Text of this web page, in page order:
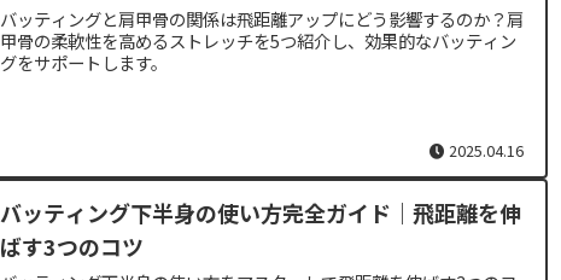
バッティングと肩甲骨の関係は飛距離アップにどう影響するのか？肩
甲骨の柔軟性を高めるストレッチを5つ紹介し、効果的なバッティン
グをサポートします。
2025.04.16
バッティング下半身の使い方完全ガイド｜飛距離を伸
ばす3つのコツ